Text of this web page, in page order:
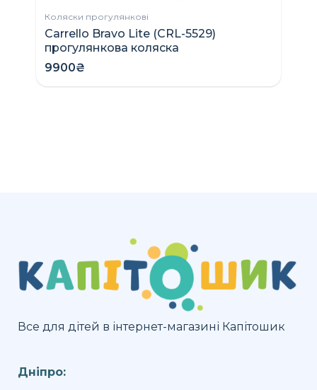
Коляски прогулянкові
Carrello Bravo Lite (CRL-5529)
прогулянкова коляска
9900₴
Все для дітей в інтернет-магазині Капітошик
Дніпро: